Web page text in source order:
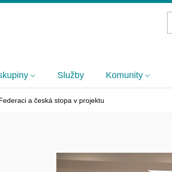
Služby Komunity
a česká stopa v projektu